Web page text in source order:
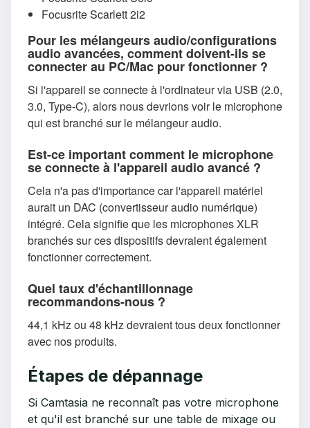
Focusrite Scarlett 2i2
Pour les mélangeurs audio/configurations
audio avancées, comment doivent-ils se
connecter au PC/Mac pour fonctionner ?
Si l'appareil se connecte à l'ordinateur via USB (2.0,
3.0, Type-C), alors nous devrions voir le microphone
qui est branché sur le mélangeur audio.
Est-ce important comment le microphone
se connecte à l'appareil audio avancé ?
Cela n'a pas d'importance car l'appareil matériel
aurait un DAC (convertisseur audio numérique)
intégré. Cela signifie que les microphones XLR
branchés sur ces dispositifs devraient également
fonctionner correctement.
Quel taux d'échantillonnage
recommandons-nous ?
44,1 kHz ou 48 kHz devraient tous deux fonctionner
avec nos produits.
Étapes de dépannage
Si Camtasia ne reconnaît pas votre microphone
et qu'il est branché sur une table de mixage ou